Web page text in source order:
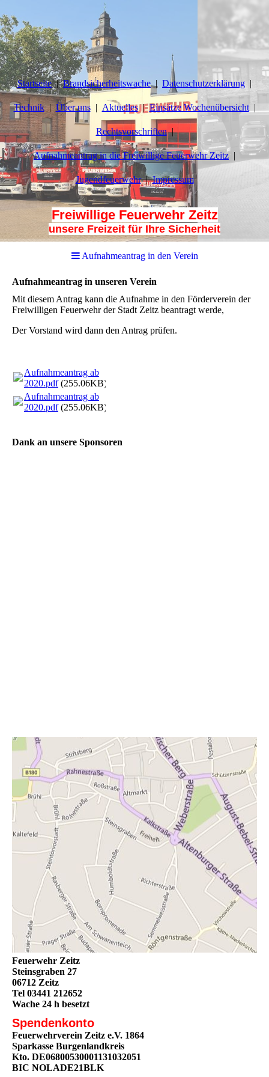
Startseite Brandsicherheitswache Datenschutzerklärung
Technik Über uns Aktuelles Einsätze Wochenübersicht
Rechtsvorschriften
Aufnahmeantrag in die Freiwillige Feuerwehr Zeitz
Jugendfeuerwehr Impressum
Freiwillige Feuerwehr Zeitz
unsere Freizeit für Ihre Sicherheit
Aufnahmeantrag in den Verein
Aufnahmeantrag in unseren Verein
Mit diesem Antrag kann die Aufnahme in den Förderverein der
Freiwilligen Feuerwehr der Stadt Zeitz beantragt werde,
Der Vorstand wird dann den Antrag prüfen.
Aufnahmeantrag ab
2020.pdf(255.06KB)
Aufnahmeantrag ab
2020.pdf(255.06KB)
Dank an unsere Sponsoren
Feuerwehr Zeitz
Steinsgraben 27
06712 Zeitz
Tel 03441 212652
Wache 24 h besetzt
Spendenkonto
Feuerwehrverein Zeitz e.V. 1864
Sparkasse Burgenlandkreis
Kto. DE06800530001131032051
BIC NOLADE21BLK